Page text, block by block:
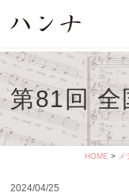
第81回
HOME > メ
2024/04/25